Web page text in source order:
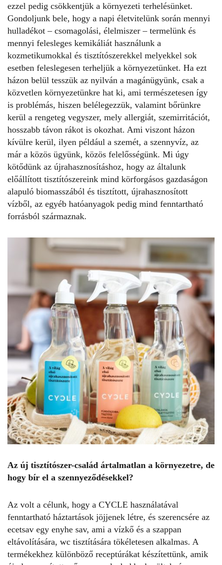
ezzel pedig csökkentjük a környezeti terhelésünket.
Gondoljunk bele, hogy a napi életvitelünk során mennyi
hulladékot – csomagolási, élelmiszer – termelünk és
mennyi felesleges kemikáliát használunk a
kozmetikumokkal és tisztítószerekkel melyekkel sok
esetben feleslegesen terheljük a környezetünket. Ha ezt
házon belül tesszük az nyilván a magánügyünk, csak a
közvetlen környezetünkre hat ki, ami természetesen így
is problémás, hiszen belélegezzük, valamint bőrünkre
kerül a rengeteg vegyszer, mely allergiát, szemirritációt,
hosszabb távon rákot is okozhat. Ami viszont házon
kívülre kerül, ilyen például a szemét, a szennyvíz, az
már a közös ügyünk, közös felelősségünk. Mi úgy
kötődünk az újrahasznosításhoz, hogy az általunk
előállított tisztítószereink mind körforgásos gazdaságon
alapuló biomasszából és tisztított, újrahasznosított
vízből, az egyéb hatóanyagok pedig mind fenntartható
forrásból származnak.
Az új tisztítószer-család ártalmatlan a környezetre, de
hogy bír el a szennyeződésekkel?
Az volt a célunk, hogy a CYCLE használatával
fenntartható háztartások jöjjenek létre, és szerencsére az
ecetsav egy enyhe sav, ami a vízkő és a szappan
eltávolítására, wc tisztítására tökéletesen alkalmas. A
termékekhez különböző receptúrákat készítettünk, amik